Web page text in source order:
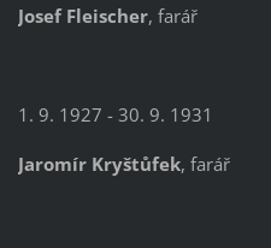
Josef Fleischer, farář
1. 9. 1927 - 30. 9. 1931
Jaromír Kryštůfek, farář